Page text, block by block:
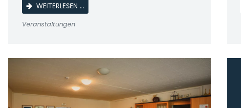
WEITERLESEN …ELTERN-KIND-KREIS
Veranstaltungen